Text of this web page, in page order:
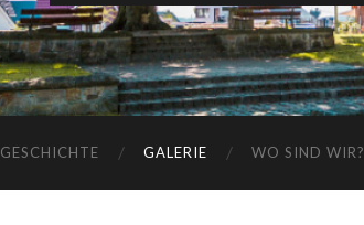
GESCHICHTE GALERIE WO SIND WIR?